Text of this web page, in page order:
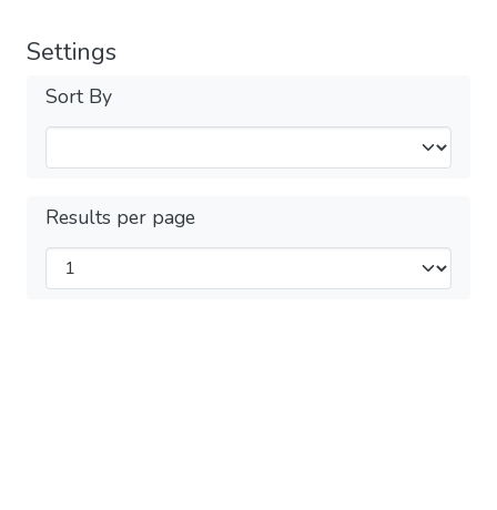
Settings
Sort By
Results per page